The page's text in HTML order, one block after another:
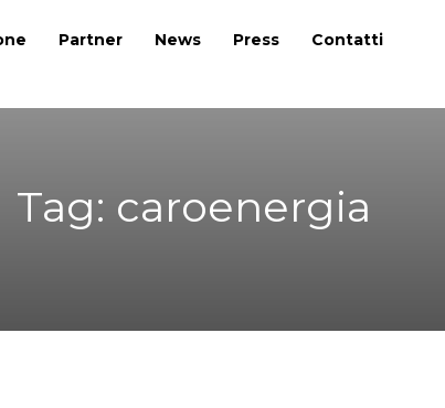
Partner News Press
Contatti
Tag: caroenergia